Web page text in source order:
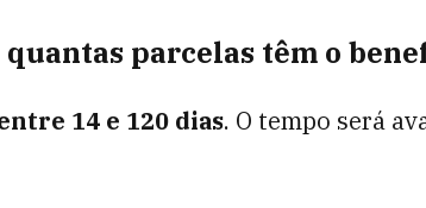
parcelas têm o
14 e 120 dias. O tempo será